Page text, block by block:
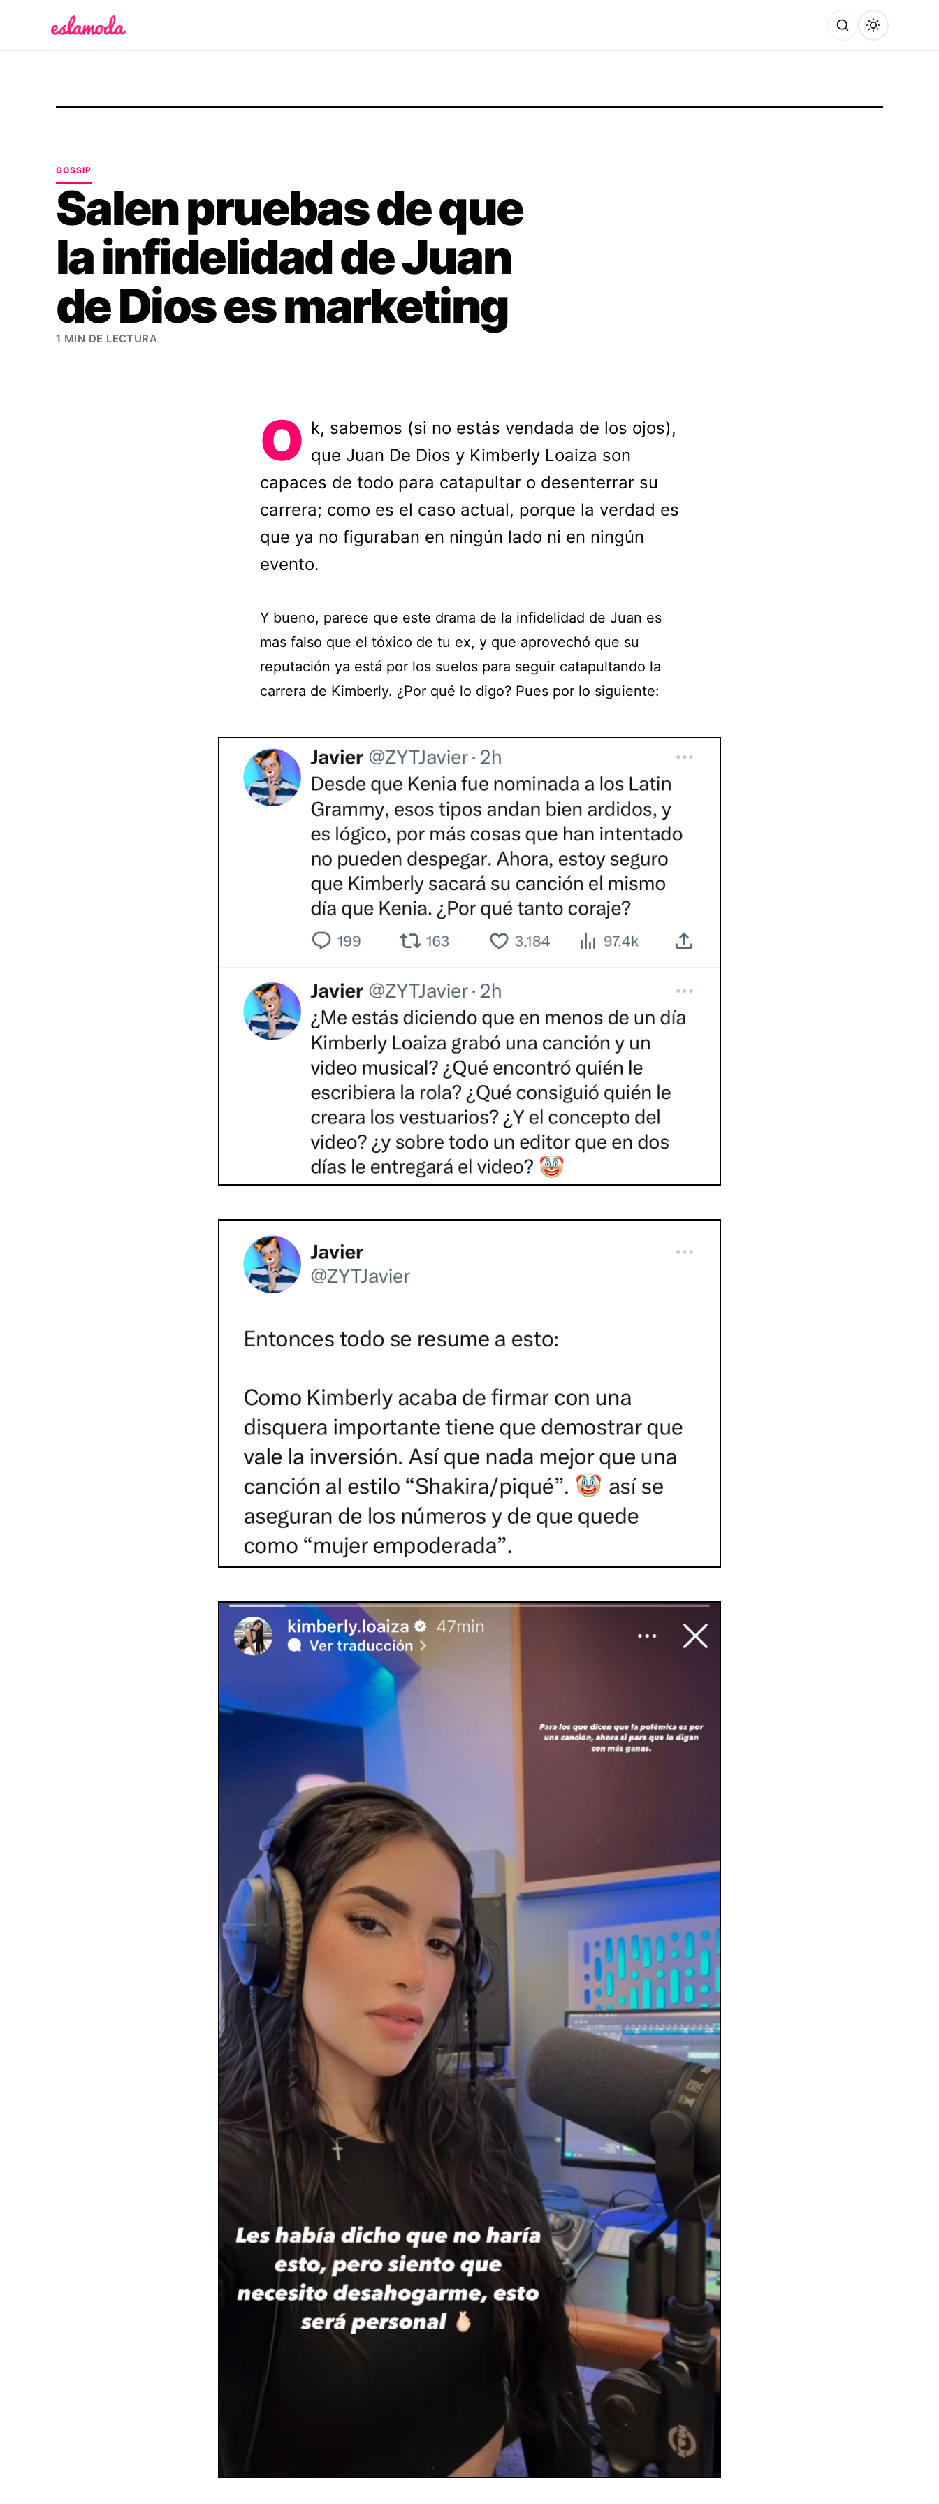
GOSSIP
Salen pruebas de que
la infidelidad de Juan
de Dios es marketing
1 MIN DE LECTURA
O k, sabemos (si no estás vendada de los ojos),
que Juan De Dios y Kimberly Loaiza son
capaces de todo para catapultar o desenterrar su
carrera; como es el caso actual, porque la verdad es
que ya no figuraban en ningún lado ni en ningún
evento.
Y bueno, parece que este drama de la infidelidad de Juan es
mas falso que el tóxico de tu ex, y que aprovechó que su
reputación ya está por los suelos para seguir catapultando la
carrera de Kimberly. ¿Por qué lo digo? Pues por lo siguiente: